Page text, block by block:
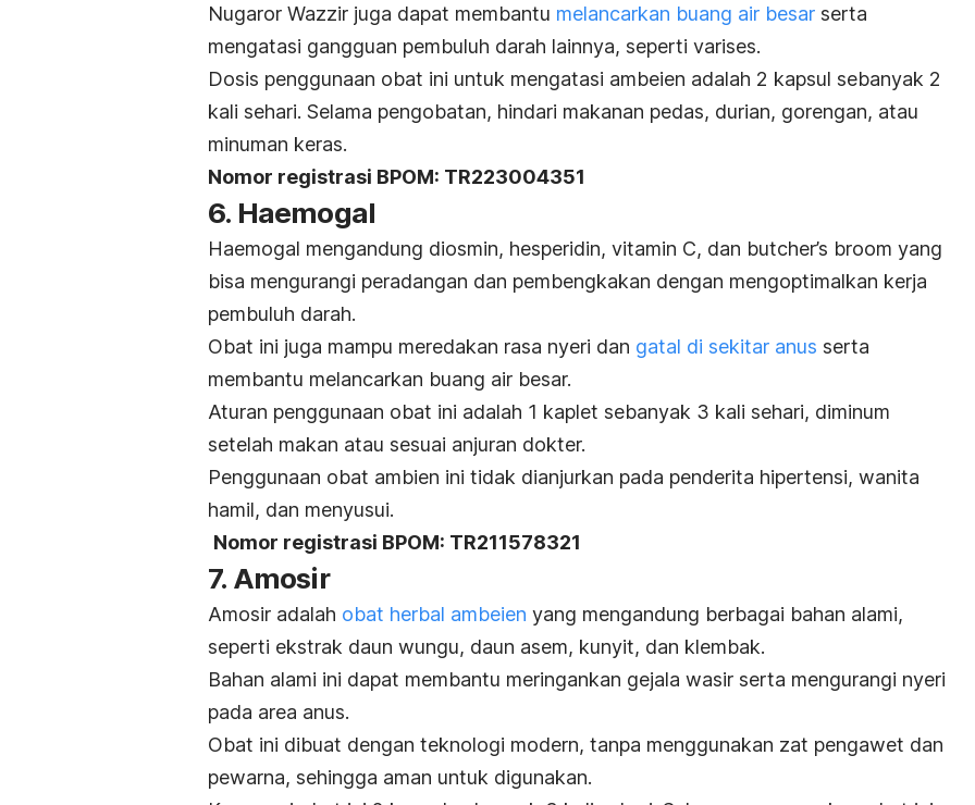
Nugaror Wazzir juga dapat membantu melancarkan buang air besar serta
mengatasi gangguan pembuluh darah lainnya, seperti varises.
Dosis penggunaan obat ini untuk mengatasi ambeien adalah 2 kapsul sebanyak 2
kali sehari. Selama pengobatan, hindari makanan pedas, durian, gorengan, atau
minuman keras.
Nomor registrasi BPOM: TR223004351
6. Haemogal
Haemogal mengandung diosmin, hesperidin, vitamin C, dan butcher’s broom yang
bisa mengurangi peradangan dan pembengkakan dengan mengoptimalkan kerja
pembuluh darah.
Obat ini juga mampu meredakan rasa nyeri dan gatal di sekitar anus serta
membantu melancarkan buang air besar.
Aturan penggunaan obat ini adalah 1 kaplet sebanyak 3 kali sehari, diminum
setelah makan atau sesuai anjuran dokter.
Penggunaan obat ambien ini tidak dianjurkan pada penderita hipertensi, wanita
hamil, dan menyusui.
Nomor registrasi BPOM: TR211578321
7. Amosir
Amosir adalah obat herbal ambeien yang mengandung berbagai bahan alami,
seperti ekstrak daun wungu, daun asem, kunyit, dan klembak.
Bahan alami ini dapat membantu meringankan gejala wasir serta mengurangi nyeri
pada area anus.
Obat ini dibuat dengan teknologi modern, tanpa menggunakan zat pengawet dan
pewarna, sehingga aman untuk digunakan.